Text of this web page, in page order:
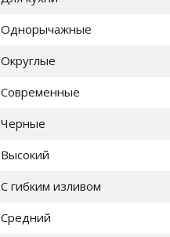
Однорычажные
Округлые
Современные
Черные
Высокий
С гибким изливом
Средний